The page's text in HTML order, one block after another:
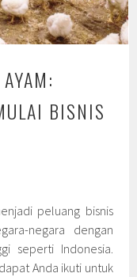
BISNIS
peluang bisnis
negara dengan
seperti Indonesia.
Anda ikuti untuk